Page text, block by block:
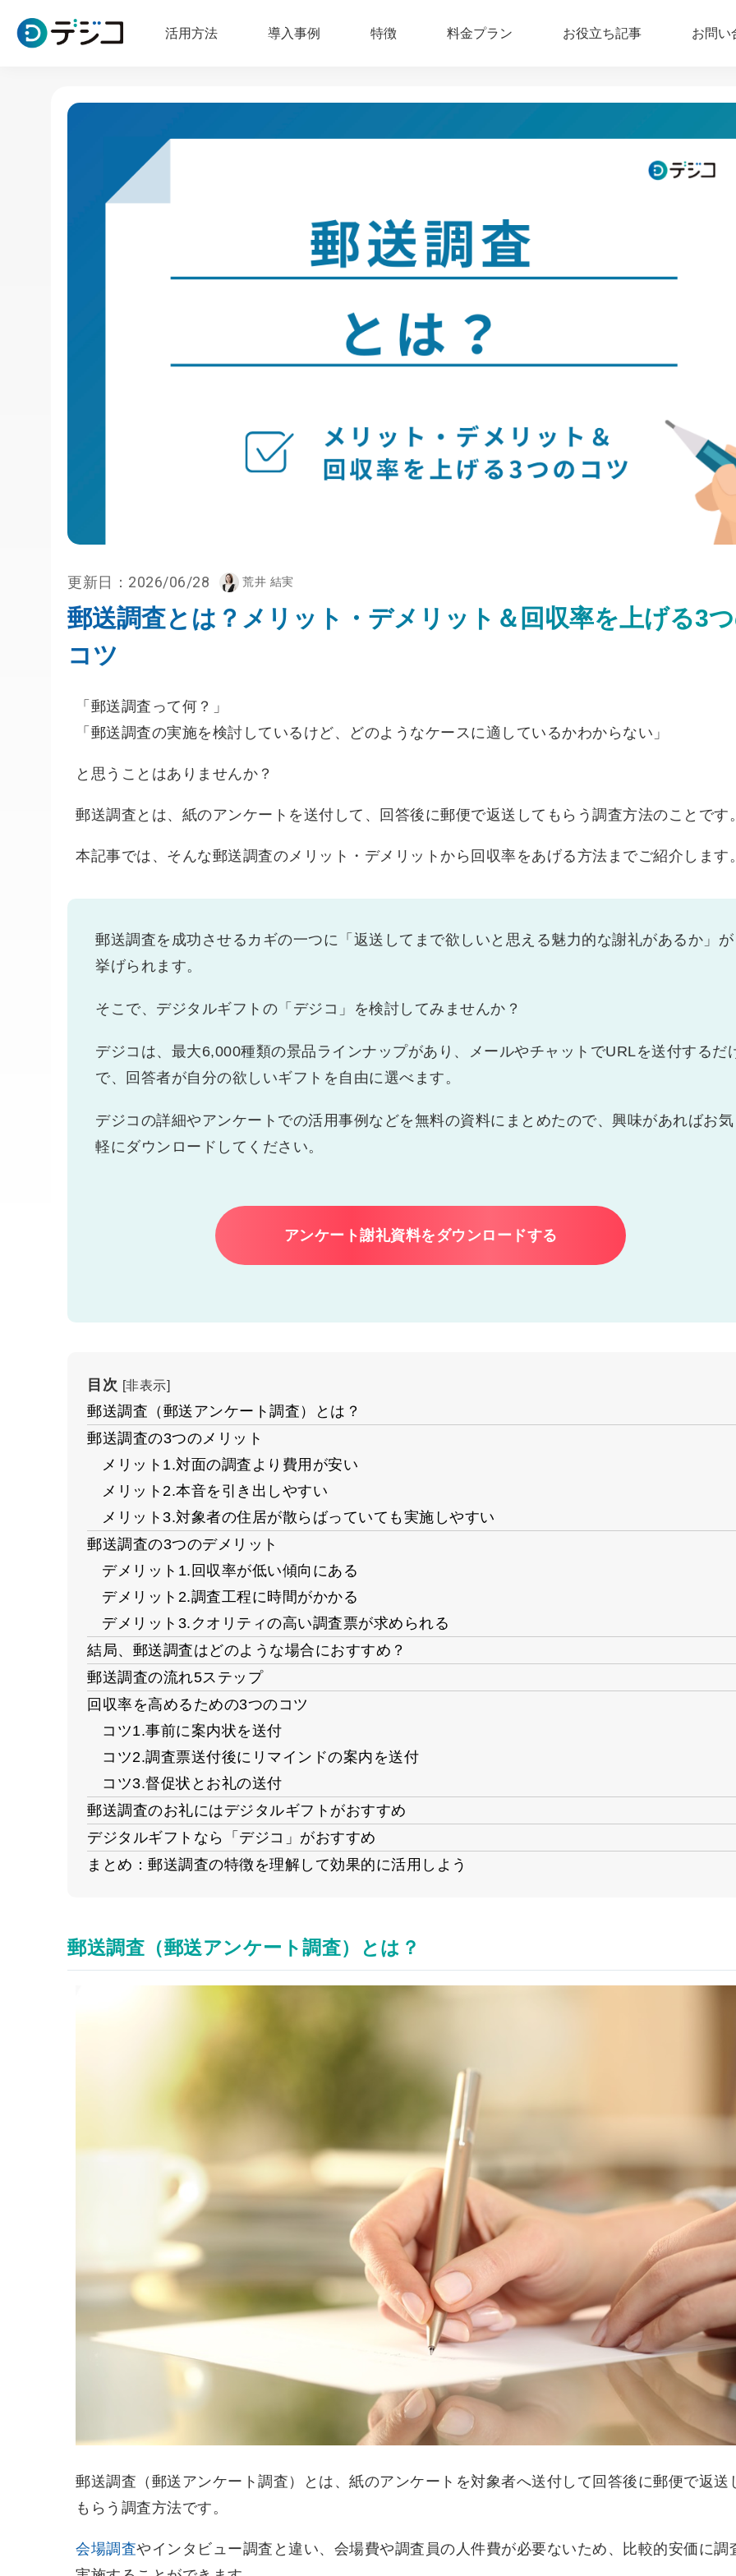
活用方法 導入事例 特徴 料金プラン お役立ち記事 お問い
更新日： 2026/06/28 荒井 結実
郵送調査とは？メリット・デメリット＆回収率を上げる3
コツ
「郵送調査って何？」
「郵送調査の実施を検討しているけど、どのようなケースに適しているかわからない」
と思うことはありませんか？
郵送調査とは、紙のアンケートを送付して、回答後に郵便で返送してもらう調査方法のことです。
本記事では、そんな郵送調査のメリット・デメリットから回収率をあげる方法までご紹介します。
郵送調査を成功させるカギの一つに「返送してまで欲しいと思える魅力的な謝礼があるか」が
挙げられます。
そこで、デジタルギフトの「デジコ」を検討してみませんか？
デジコは、最大6,000種類の景品ラインナップがあり、メールやチャットでURLを送付するだ
で、回答者が自分の欲しいギフトを自由に選べます。
デジコの詳細やアンケートでの活用事例などを無料の資料にまとめたので、興味があればお気
軽にダウンロードしてください。
アンケート謝礼資料をダウンロードする
目次 [非表示]
郵送調査（郵送アンケート調査）とは？
郵送調査の3つのメリット
メリット1.対面の調査より費用が安い
メリット2.本音を引き出しやすい
メリット3.対象者の住居が散らばっていても実施しやすい
郵送調査の3つのデメリット
デメリット1.回収率が低い傾向にある
デメリット2.調査工程に時間がかかる
デメリット3.クオリティの高い調査票が求められる
結局、郵送調査はどのような場合におすすめ？
郵送調査の流れ5ステップ
回収率を高めるための3つのコツ
コツ1.事前に案内状を送付
コツ2.調査票送付後にリマインドの案内を送付
コツ3.督促状とお礼の送付
郵送調査のお礼にはデジタルギフトがおすすめ
デジタルギフトなら「デジコ」がおすすめ
まとめ：郵送調査の特徴を理解して効果的に活用しよう
郵送調査（郵送アンケート調査）とは？
郵送調査（郵送アンケート調査）とは、紙のアンケートを対象者へ送付して回答後に郵便で返送
もらう調査方法です。
会場調査やインタビュー調査と違い、会場費や調査員の人件費が必要ないため、比較的安価に調